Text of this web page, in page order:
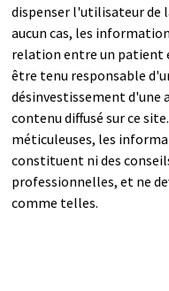
dispenser l'utilisateur de
aucun cas, les
relation entre un patient
être tenu responsable
désinvestissement d'une
contenu diffusé sur ce
méticuleuses, les
constituent ni des
professionnelles, et ne
comme telles.